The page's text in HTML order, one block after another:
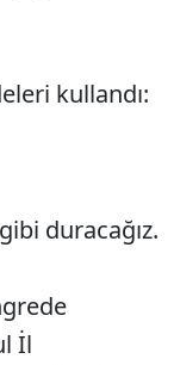
kullandı:
Sesi Aç
duracağız.
İl